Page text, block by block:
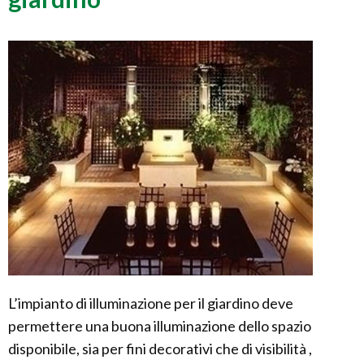
L’impianto di illuminazione per il giardino deve
permettere una buona illuminazione dello spazio
disponibile, sia per fini decorativi che di visibilità ,